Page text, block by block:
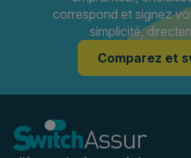
correspond et signez
simplicité,
Comparez et